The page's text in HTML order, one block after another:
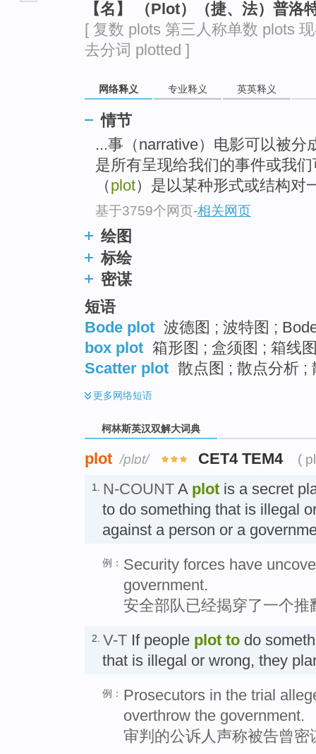
【名】 （Plot）（捷、法）普洛
[ 复数 plots 第三人称单数 plots
去分词 plotted ]
网络释义 专业释义 英英释义
情节
...事（narrative）电影可以被分
是所有呈现给我们的事件或我
（plot）是以某种形式或结构对
基于3759个网页-相关网页
绘图
标绘
密谋
短语
Bode plot 波德图 ; 波特图 ;
box plot 箱形图 ; 盒须图 ; 箱线
Scatter plot 散点图 ; 散点分析 ;
更多网络短语
柯林斯英汉双解大词典
plot /plɒt/ CET4 TEM4 (
1. N-COUNT A plot is a secret
to do something that is illegal
against a person or a
例： Security forces have
government.
安全部队已经揭穿了一个推
2. V-T If people plot to do
that is illegal or wrong, they
例： Prosecutors in the trial
overthrow the government.
审判的公诉人声称被告曾密